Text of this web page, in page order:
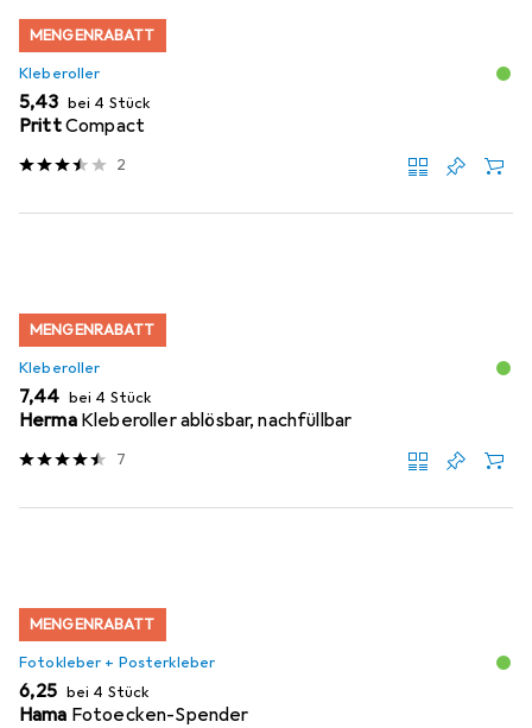
MENGENRABATT
Kleberoller
EUR
5,43 bei 4 Stück
PrittCompact
2
MENGENRABATT
Kleberoller
EUR
7,44 bei 4 Stück
Herma Kleberoller ablösbar, nachfüllbar
7
MENGENRABATT
Fotokleber + Posterkleber
EUR
6,25 bei 4 Stück
Hama Fotoecken-Spender